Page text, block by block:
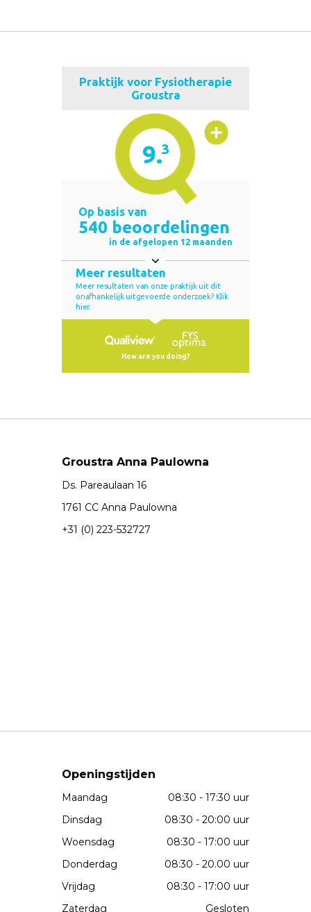
Groustra Anna Paulowna
Ds. Pareaulaan 16
1761 CC Anna Paulowna
+31 (0) 223-532727
Openingstijden
Maandag
08:30 - 17:30 uur
Dinsdag
08:30 - 20:00 uur
Woensdag
08:30 - 17:00 uur
Donderdag
08:30 - 20.00 uur
Vrijdag
08:30 - 17:00 uur
Zaterdag
Gesloten